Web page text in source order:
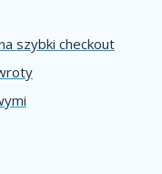
szybki checkout